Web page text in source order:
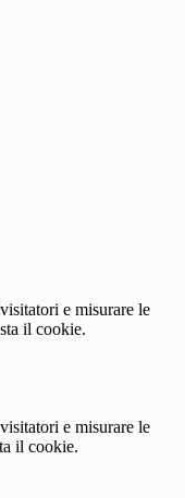
e misurare le
il cookie.
e misurare le
il cookie.